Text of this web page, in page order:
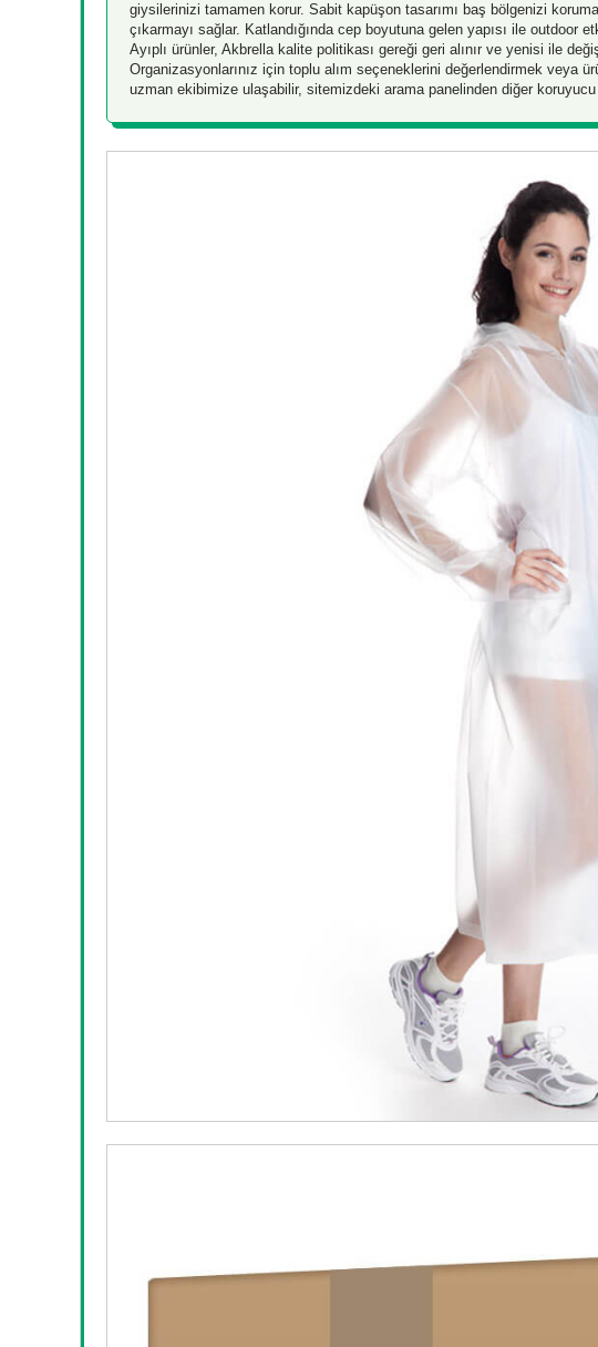
giysilerinizi tamamen korur. Sabit kapüşon tasarımı baş bölgenizi
çıkarmayı sağlar. Katlandığında cep boyutuna gelen yapısı ile
Ayıplı ürünler, Akbrella kalite politikası gereği geri alınır ve yenisi ile
Organizasyonlarınız için toplu alım seçeneklerini değerlendirmek veya
uzman ekibimize ulaşabilir, sitemizdeki arama panelinden diğer koruyucu